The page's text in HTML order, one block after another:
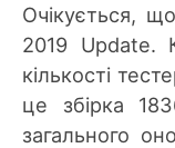
Очікується,
2019 Update.
кількості
це збірка
загального